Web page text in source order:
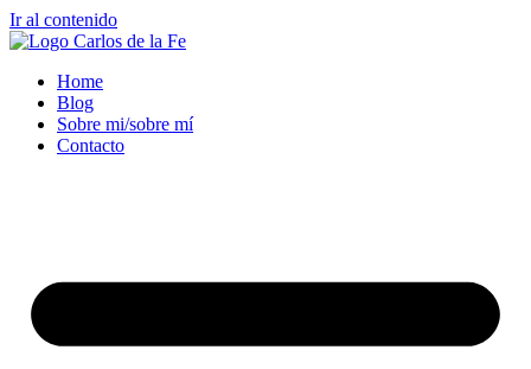
Ir al contenido
Home
Blog
Sobre mi/sobre mí
Contacto